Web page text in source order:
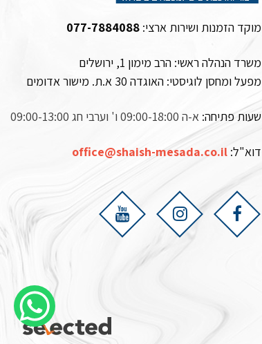
מוקד הזמנות ושירות ארצי: 077-7884088
משרד הנהלה ראשי: הרב מימון 1, ירושלים
מפעל ומחסן לוגיסטי: האוגדה 30 א.ת. מישור אדומים
שעות פתיחה: א-ה 09:00-18:00 ו' וערבי חג 09:00-13:00
דוא"ל: office@shaish-mesada.co.il